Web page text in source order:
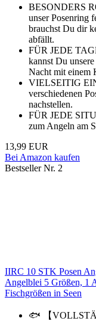
BESONDERS
unser Posenring
brauchst Du dir
abfällt.
FÜR JEDE
kannst Du
Nacht mit einem
VIELSEITIG
verschiedenen
nachstellen.
FÜR JEDE
zum Angeln am
13,99 EUR
Bei Amazon kaufen
Bestseller Nr. 2
IIRC 10 STK Posen
Angelblei 5 Größen, 1
Fischgrößen in Seen
🐟 【